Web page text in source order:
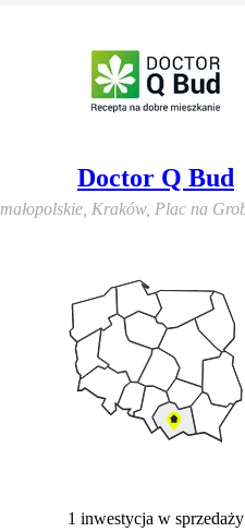
Doctor Q Bud
małopolskie, Kraków, Plac na
1 inwestycja w sprzedaży